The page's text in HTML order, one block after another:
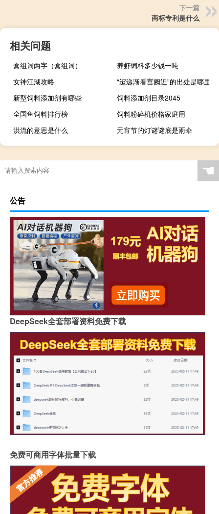
下一篇
商标专利是什么
相关问题
盒组词两字（盒组词）
养虾饲料多少钱一吨
女神江湖攻略
“迢递渐看宫阙近”的出处是哪里
新型饲料添加剂有哪些
饲料添加剂目录2045
全国鱼饲料排行榜
饲料粉碎机价格家庭用
洪流的意思是什么
元宵节的灯谜谜底是雨伞
☚
公告
DeepSeek全套部署资料免费下载
免费可商用字体批量下载